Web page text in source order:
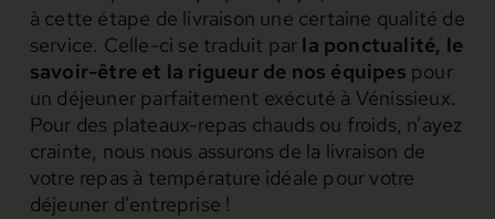
à cette étape de livraison une certaine qualité de
service. Celle-ci se traduit par la ponctualité, le
savoir-être et la rigueur de nos équipes pour
un déjeuner parfaitement exécuté à Vénissieux.
Pour des plateaux-repas chauds ou froids, n’ayez
crainte, nous nous assurons de la livraison de
votre repas à température idéale pour votre
déjeuner d’entreprise !